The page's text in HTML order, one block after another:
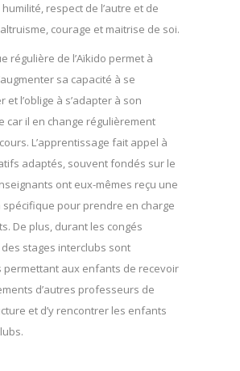
respect de l’autre et de
altruisme, courage et maitrise de soi.
régulière de l’Aïkido permet à
sa capacité à se
et l’oblige à s’adapter à son
car il en change régulièrement
L’apprentissage fait appel à
adaptés, souvent fondés sur le
ont eux-mêmes reçu une
pour prendre en charge
De plus, durant les congés
stages interclubs sont
permettant aux enfants de recevoir
d’autres professeurs de
et d’y rencontrer les enfants